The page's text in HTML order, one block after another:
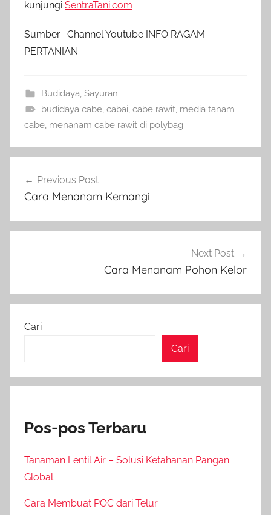
kunjungi SentraTani.com
Sumber : Channel Youtube INFO RAGAM
PERTANIAN
Budidaya, Sayuran
budidaya cabe, cabai, cabe rawit, media tanam
cabe, menanam cabe rawit di polybag
pos
Previous Post
Cara Menanam Kemangi
Next Post
Cara Menanam Pohon Kelor
Cari
Cari
Pos-pos Terbaru
Tanaman Lentil Air – Solusi Ketahanan Pangan
Global
Cara Membuat POC dari Telur